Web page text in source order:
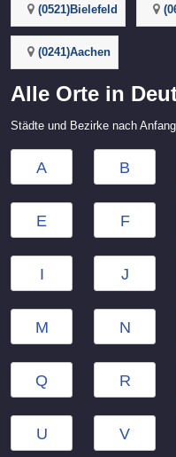
(0521)Bielefeld
(0241)Aachen
Alle Orte in
Städte und Bezirke nach
A B
E F
I J
M N
Q R
U V